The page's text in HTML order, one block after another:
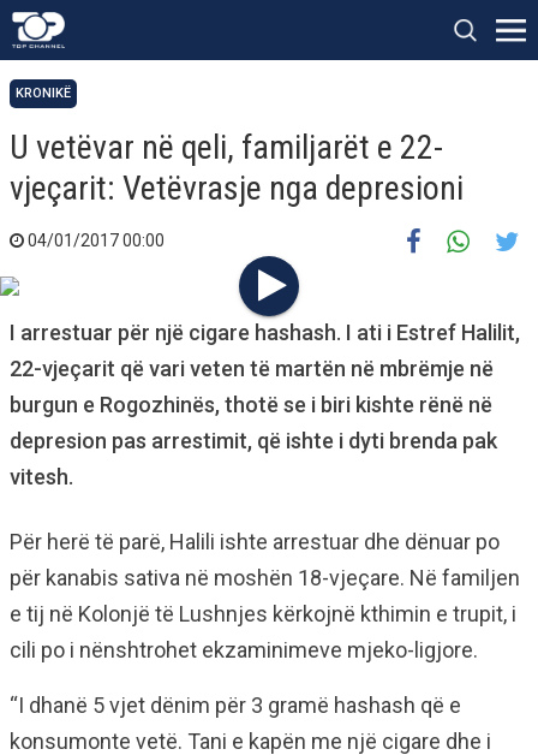
KRONIKË
U vetëvar në qeli, familjarët e 22-
vjeçarit: Vetëvrasje nga depresioni
04/01/2017 00:00
I arrestuar për një cigare hashash. I ati i Estref Halilit,
22-vjeçarit që vari veten të martën në mbrëmje në
burgun e Rogozhinës, thotë se i biri kishte rënë në
depresion pas arrestimit, që ishte i dyti brenda pak
vitesh.
Për herë të parë, Halili ishte arrestuar dhe dënuar po
për kanabis sativa në moshën 18-vjeçare. Në familjen
e tij në Kolonjë të Lushnjes kërkojnë kthimin e trupit, i
cili po i nënshtrohet ekzaminimeve mjeko-ligjore.
“I dhanë 5 vjet dënim për 3 gramë hashash që e
konsumonte vetë. Tani e kapën me një cigare dhe i